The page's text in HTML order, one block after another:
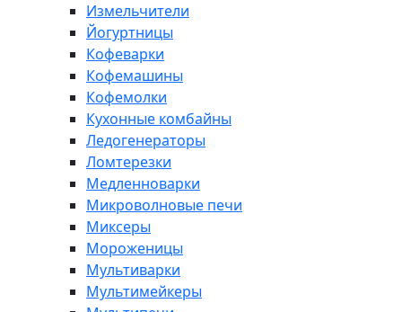
Измельчители
Йогуртницы
Кофеварки
Кофемашины
Кофемолки
Кухонные комбайны
Ледогенераторы
Ломтерезки
Медленноварки
Микроволновые печи
Миксеры
Мороженицы
Мультиварки
Мультимейкеры